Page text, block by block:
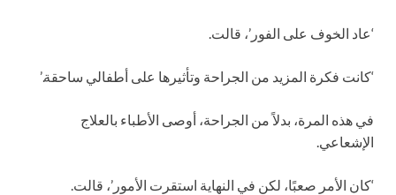
‘عاد الخوف على الفور’، قالت.
‘كانت فكرة المزيد من الجراحة وتأثيرها على أطفالي ساحقة.’
في هذه المرة، بدلاً من الجراحة، أوصى الأطباء بالعلاج
الإشعاعي.
‘كان الأمر صعبًا، لكن في النهاية استقرت الأمور’، قالت.